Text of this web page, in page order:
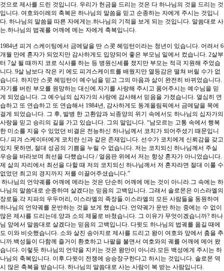
것으로 제사를 드린 것입니다. 우리가 헌금을 드리는 것은 다 하나님의 것을 드리는 것
입니다. 여호와이레의 축복은 하나님의 말씀을 믿고 순종하는 자에게 주시는 것입니
다. 하나님의 말씀을 따른 자에게는.하나님의 기적을 보게 되는 것입니다. 말씀대로 사
는.하나님의 법궤를 어깨에 메는 자에게 축복입니다.
1984년 피겨 스케이팅에서 금메달을 딴 스콧 헤밍턴이라는 청년이 있습니다. 어려서 6
개월 만에 혼자가 되었지만 감사하게도 입양되어 좋은 부모님 밑에서 컸습니다. 2살부
터 7살 될 때까지 코로 식사를 하는 등 병원신세를 졌지만 부모는 적극 지원해 주었습
니다. 9살 남보다 작은 키 에도 피겨스케이트를 배웠지만 열등감은 떨쳐 버릴 수가 없
습니다. 하지만 스콧 헤밍턴이 예수님을 믿고 그의 마음과 삶이 완전히 바뀌었습니다.
자기를 버린 부모를 원망하는 대신에.자기를 사랑해 주시고 품어주시는 예수님을 믿
게 되었습니다. 그 예수님의 십자가의 사랑에 감사해서 믿음을 가졌습니다. 열심히 연
습하고 또 연습하고 또 연습해서 1984년, 감사하게도 동계올림픽에서 금메달을 목에
걸게 되었습니다. 그 후, 발병 한 고환암과 뇌종양의 위기 속에서도 하나님의 십자가의
사랑을 믿고 승리의 길을 가고 있습니다. 그의 말입니다. “남모르는 고통 속에서 행복
한 미소를 지을 수 있었던 비결은 전능하신 하나님께서 코치가 되어주셨기 때문입니
다./ 피겨 스케이터에게 코치란 신과 같은 존재입니다. 선수가 코치에게 신뢰감을 갖고
있지 못하면, 절대 성공의 기쁨을 누릴 수 없습니다. 저는 코치되신 하나님께서 주실
우승을 바라보며 최선을 다했습니다./ 얼음판 위에서 저는 항상 혼자가 아니었습니다.
제 삶의 자리에서 최선을 다할 때 저의 코치되신 하나님께서 저 혼자라면 절대 이룰 수
없었던 최고의 경지까지 저를 이끌어주셨습니다.”
하나님의 언약궤를 어깨에 메라는 것은 단순히 어깨에 메는 것이 아니라.그 속에는 하
나님의 말씀대로 순종하며 살겠다는 믿음의 고백입니다. 그래서 솔로몬은 이스라엘의
장로들.각 지파의 우두머리, 이스라엘의 족장들.이스라엘의 모든 사람들을 동원하여
하나님의 언약궤를 운반하는 것을 보게 했습니다. 언약궤가 운반 하는 중에는 수 없이
많은 제사를 드리는데.양과 소의 제물로 바쳤습니다. 그 이유가 무엇이겠습니까? 하나
님 앞에서 말씀대로 살겠다는 믿음의 고백입니다. 다윗도 하나님의 법궤를 옮길 때에
도 이와 비슷했습니다. 소와 살진 송아지로 제사를 드리고 왕이 여호와 앞에서 춤을 추
니까.백성들이 다함께 즐거이 환호하고 나팔을 불면서 여호와의 궤를 어깨에 메어 왔
습니다. 이렇듯 하나님의 언약을 지키는 것은 왕만이 아니라.모든 백성에게 주시는 하
나님의 축복입니다. 이후.다윗이 전쟁에 승승장구한다고 하시는 것입니다. 솔로몬 역
시 많은 축복을 받습니다. 하나님의 말씀대로 사는 사람이 복 받는 사람입니다.